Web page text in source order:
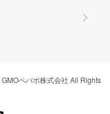
GMOペパボ株式会社 All Rights